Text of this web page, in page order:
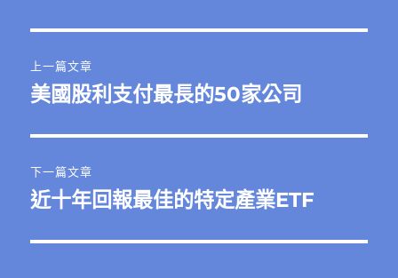
章
覽
上一篇文章
上
篇
文
章:
美國股利支付最長的50家公司
下一篇文章
下
篇
近十年回報最佳的特定產業ETF